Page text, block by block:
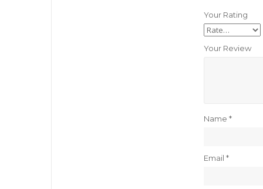
Your Rating
Your Review
Name *
Email *